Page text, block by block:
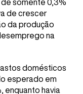
somente 0,3%
de crescer
da produção
na
domésticos
esperado em
enquanto havia